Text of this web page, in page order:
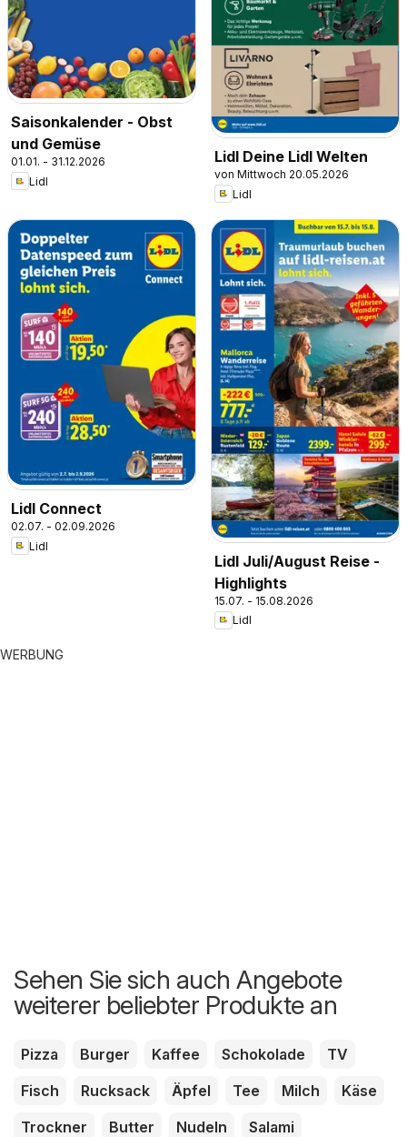
Saisonkalender - Obst
und Gemüse
01.01. - 31.12.2026
Lidl
Lidl Deine Lidl Welten
von Mittwoch 20.05.2026
Lidl
Lidl Connect
02.07. - 02.09.2026
Lidl
Lidl Juli/August Reise -
Highlights
15.07. - 15.08.2026
Lidl
WERBUNG
Sehen Sie sich auch Angebote
weiterer beliebter Produkte an
Pizza Burger Kaffee Schokolade
TV
Fisch
Rucksack Äpfel Tee Milch
Käse
Trockner
Butter Nudeln
Salami